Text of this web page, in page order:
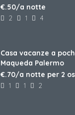
€.50/a notte
2 1 4
Casa vacanze a
Maqueda Palermo
€.70/a notte per 2
1 1 2